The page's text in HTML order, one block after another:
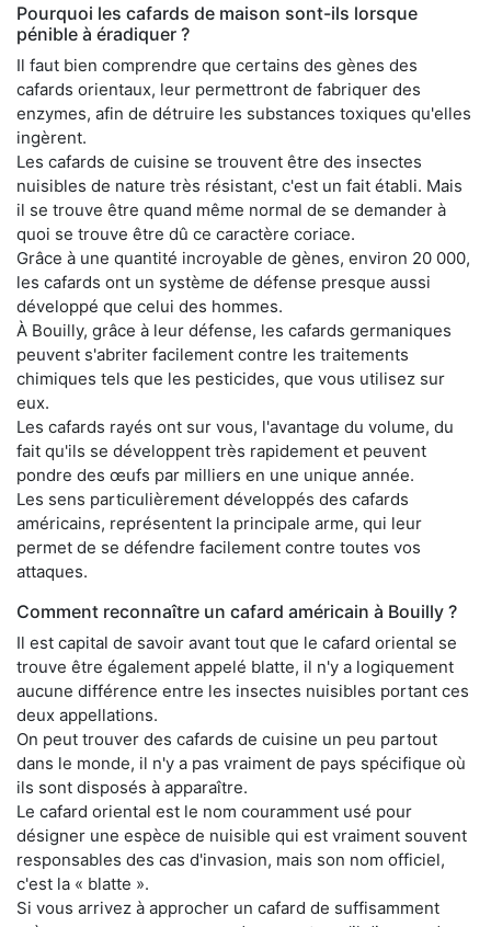
Pourquoi les cafards de maison sont-ils lorsque
pénible à éradiquer ?
Il faut bien comprendre que certains des gènes des
cafards orientaux, leur permettront de fabriquer des
enzymes, afin de détruire les substances toxiques qu'elles
ingèrent.
Les cafards de cuisine se trouvent être des insectes
nuisibles de nature très résistant, c'est un fait établi. Mais
il se trouve être quand même normal de se demander à
quoi se trouve être dû ce caractère coriace.
Grâce à une quantité incroyable de gènes, environ 20 000,
les cafards ont un système de défense presque aussi
développé que celui des hommes.
À Bouilly, grâce à leur défense, les cafards germaniques
peuvent s'abriter facilement contre les traitements
chimiques tels que les pesticides, que vous utilisez sur
eux.
Les cafards rayés ont sur vous, l'avantage du volume, du
fait qu'ils se développent très rapidement et peuvent
pondre des œufs par milliers en une unique année.
Les sens particulièrement développés des cafards
américains, représentent la principale arme, qui leur
permet de se défendre facilement contre toutes vos
attaques.
Comment reconnaître un cafard américain à Bouilly ?
Il est capital de savoir avant tout que le cafard oriental se
trouve être également appelé blatte, il n'y a logiquement
aucune différence entre les insectes nuisibles portant ces
deux appellations.
On peut trouver des cafards de cuisine un peu partout
dans le monde, il n'y a pas vraiment de pays spécifique où
ils sont disposés à apparaître.
Le cafard oriental est le nom couramment usé pour
désigner une espèce de nuisible qui est vraiment souvent
responsables des cas d'invasion, mais son nom officiel,
c'est la « blatte ».
Si vous arrivez à approcher un cafard de suffisamment